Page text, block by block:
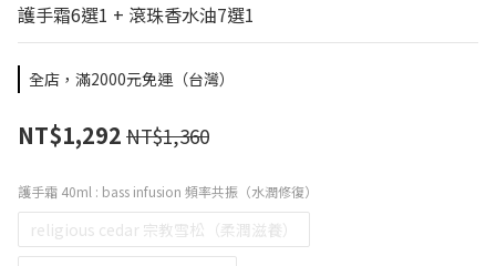
護手霜6選1 + 滾珠香水油7選1
全店，滿2000元免運（台灣）
NT$1,292 NT$1,360
護手霜 40ml : bass infusion 頻率共振（水潤修復）
religious cedar 宗教雪松（柔潤滋養）